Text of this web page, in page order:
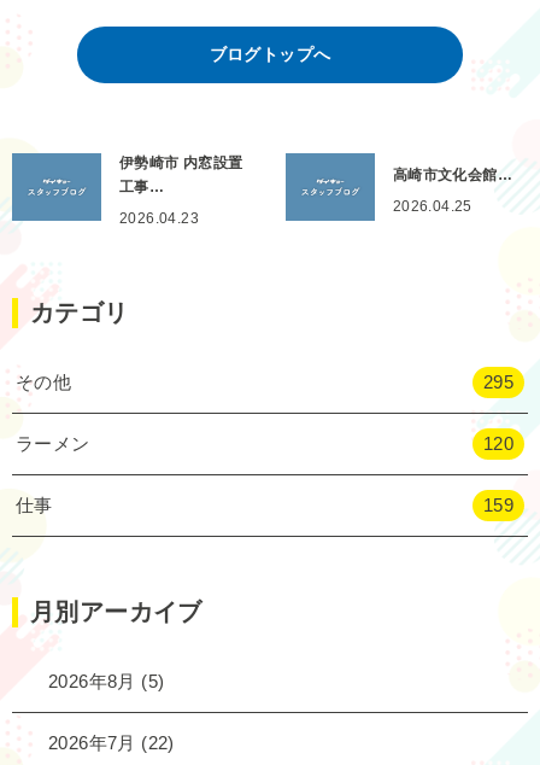
ブログトップへ
伊勢崎市 内窓設置
工事…
2026.04.23
高崎市文化会館…
2026.04.25
カテゴリ
その他 295
ラーメン 120
仕事 159
月別アーカイブ
2026年8月 (5)
2026年7月 (22)